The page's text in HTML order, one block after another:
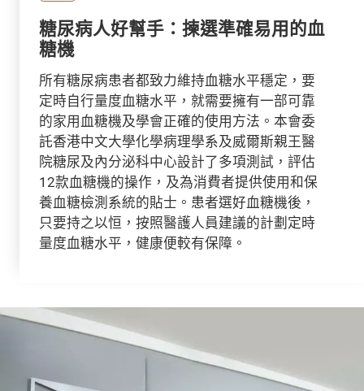
糖尿病人好幫手：揀選準確易用的血
糖機
所有糖尿病患者都致力維持血糖水平穩定，要
定時自行量度血糖水平，就需要擁有一部可靠
的家用血糖機及學會正確的使用方法。本會委
託香港中文大學化學病理學系及威爾斯親王醫
院糖尿及內分泌科中心設計了多項測試，評估
12款血糖機的操作，及為消費者提供使用和保
養血糖檢測系統的貼士。患者選好血糖機後，
只要持之以恒，按照醫護人員建議的計劃定時
量度血糖水平，健康便較有保障。